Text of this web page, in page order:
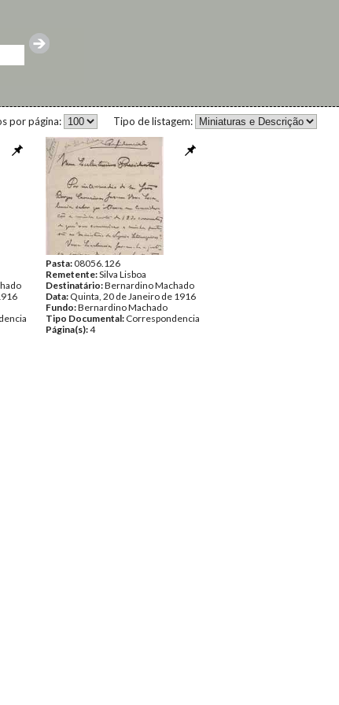
Tipo de listagem:
por página:
Pasta:08056.126
Remetente:Silva Lisboa
Destinatário:Bernardino Machado
Data: Quinta, 20 de Janeiro de 1916
Fundo:Bernardino Machado
Tipo Documental: Correspondencia
Página(s):4